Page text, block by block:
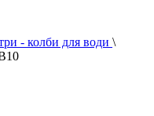
- колби для води \